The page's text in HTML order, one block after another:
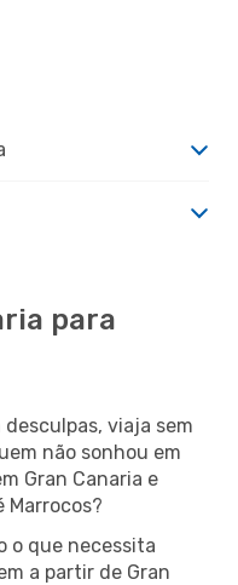
para
viaja sem
não sonhou em
Gran Canaria e
o que necessita
a partir de Gran